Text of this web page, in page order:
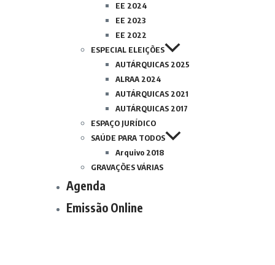
EE 2024
EE 2023
EE 2022
ESPECIAL ELEIÇÕES
AUTÁRQUICAS 2025
ALRAA 2024
AUTÁRQUICAS 2021
AUTÁRQUICAS 2017
ESPAÇO JURÍDICO
SAÚDE PARA TODOS
Arquivo 2018
GRAVAÇÕES VÁRIAS
Agenda
Emissão Online